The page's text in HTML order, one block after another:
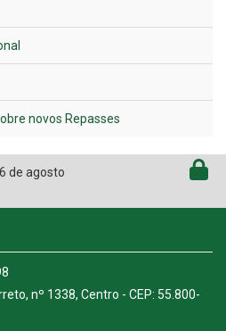
novos Repasses
de agosto
nº 1338, Centro - CEP: 55.800-